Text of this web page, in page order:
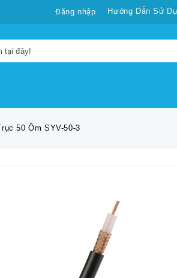
Hướng Dẫn Sử
Đăng nhập
50 Ôm SYV-50-3